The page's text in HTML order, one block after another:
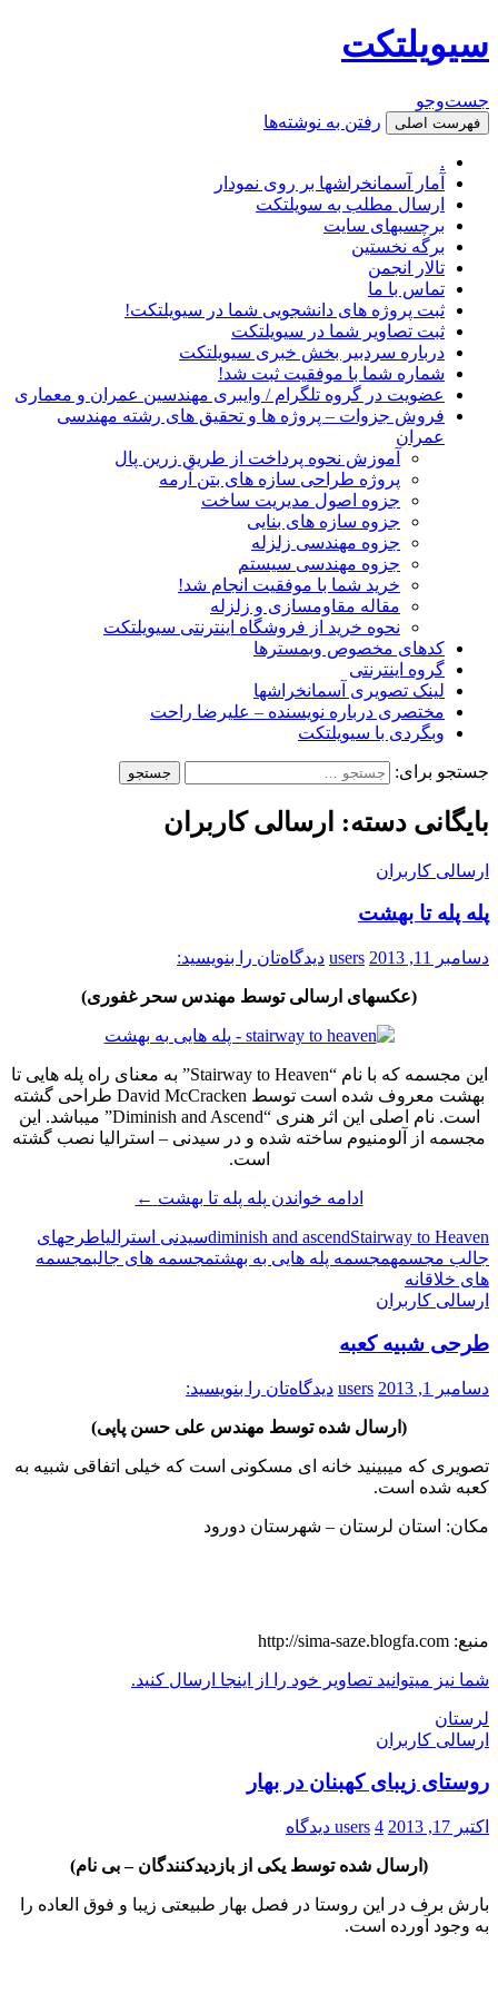
سیویلتکت
جست‌وجو
فهرست اصلی رفتن به نوشته‌ها
.
آمار آسمانخراشها بر روی نمودار
ارسال مطلب به سویلتکت
برچسبهای سایت
برگه نخستین
تالار انجمن
تماس با ما
ثبت پروژه های دانشجویی شما در سیویلتکت!
ثبت تصاویر شما در سیویلتکت
درباره سردبیر بخش خبری سیویلتکت
شماره شما با موفقیت ثبت شد!
عضویت در گروه تلگرام / وایبری مهندسین عمران و معماری
فروش جزوات – پروژه ها و تحقیق های رشته مهندسی
عمران
آموزش نحوه پرداخت از طریق زرین پال
پروژه طراحی سازه های بتن آرمه
جزوه اصول مدیریت ساخت
جزوه سازه های بنایی
جزوه مهندسی زلزله
جزوه مهندسی سیستم
خرید شما با موفقیت انجام شد!
مقاله مقاومسازی و زلزله
نحوه خرید از فروشگاه اینترنتی سیویلتکت
کدهای مخصوص وبمسترها
گروه اینترنتی
لینک تصویری آسمانخراشها
مختصری درباره نویسنده – علیرضا راحت
وبگردی با سیویلتکت
جستجو برای:
بایگانی دسته: ارسالی کاربران
ارسالی کاربران
پله پله تا بهشت
دسامبر 11, 2013 users دیدگاه‌تان را بنویسید:
(عکسهای ارسالی توسط مهندس سحر غفوری)
این مجسمه که با نام “Stairway to Heaven” به معنای راه پله هایی تا
بهشت معروف شده است توسط David McCracken طراحی گشته
است. نام اصلی این اثر هنری “Diminish and Ascend” میباشد. این
مجسمه از آلومنیوم ساخته شده و در سیدنی – استرالیا نصب گشته
است.
ادامه خواندن پله پله تا بهشت ←
diminish and ascendStairway to Heaven سیدنی استرالیاطرحهای
جالب مجسمهمجسمه پله هایی به بهشتمجسمه های جالبمجسمه
های خلاقانه
ارسالی کاربران
طرحی شبیه کعبه
دسامبر 1, 2013 users دیدگاه‌تان را بنویسید:
(ارسال شده توسط مهندس علی حسن پاپی)
تصویری که میبینید خانه ای مسکونی است که خیلی اتفاقی شبیه به
کعبه شده است.
مکان: استان لرستان – شهرستان دورود
منبع: http://sima-saze.blogfa.com
شما نیز میتوانید تصاویر خود را از اینجا ارسال کنید.
لرستان
ارسالی کاربران
روستای زیبای کهبنان در بهار
اکتبر 17, 2013 users 4 دیدگاه
(ارسال شده توسط یکی از بازدیدکنندگان – بی نام)
بارش برف در این روستا در فصل بهار طبیعتی زیبا و فوق العاده را
به وجود آورده است.